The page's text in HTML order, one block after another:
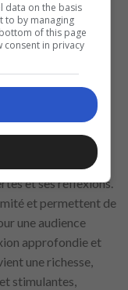
ces moments
un savoir et
de manière
riche et
livres offrent un
Les
de clubs
et ses réflexions.
et permettent de
une audience
approfondie et
une richesse,
stimulantes,
data on the basis
to by managing
of this page
consent in privacy